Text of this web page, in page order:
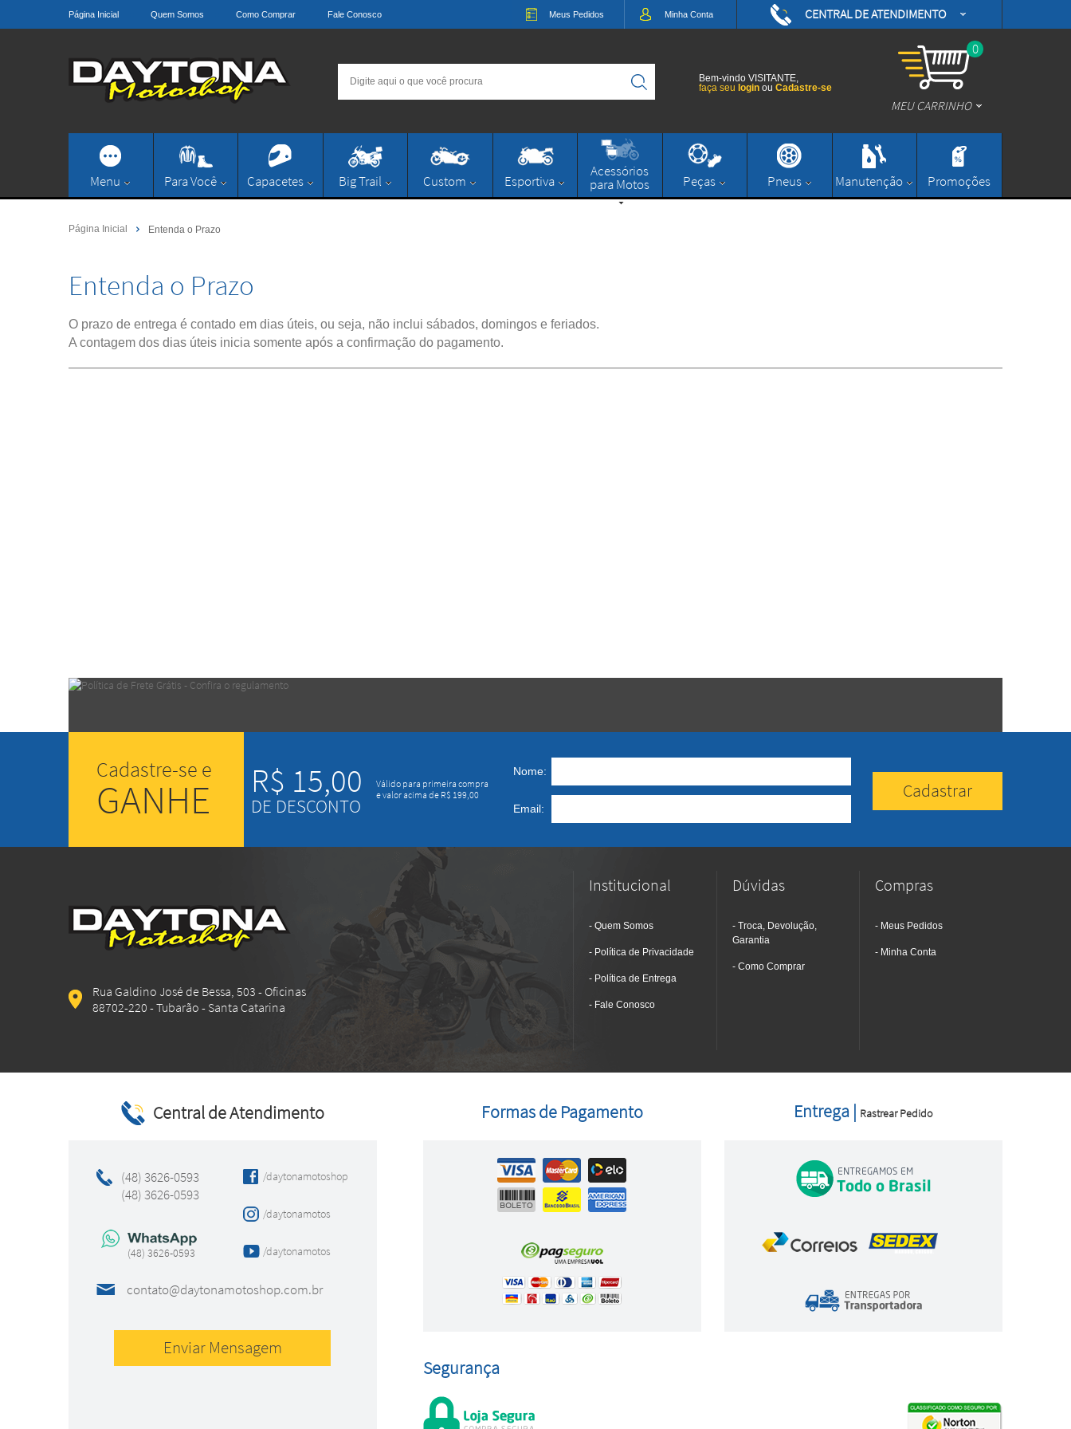
Página Inicial Quem Somos Como Comprar Fale Conosco CENTRAL DE ATENDIMENTO
/daytonamotos
/daytonamotos
contato@daytonamotoshop.com.br
Meus Pedidos MinhaConta
0
MEU CARRINHO
Bem-vindo VISITANTE,
faça seu login ou Cadastre-se
Menu Para Você Capacetes Big Trail Custom Esportiva
Acessórios
para Motos Peças Pneus Manutenção Promoções
Página Inicial Entenda o Prazo
Entenda o Prazo
O prazo de entrega é contado em dias úteis, ou seja, não inclui sábados, domingos e feriados.
A contagem dos dias úteis inicia somente após a confirmação do pagamento.
Cadastre-se e
GANHE R$ 15,00
DE DESCONTO
Válido para primeira compra
e valor acima de R$ 199,00
Nome:
Email:
Rua Galdino José de Bessa, 503 - Oficinas
88702-220 - Tubarão - Santa Catarina
Institucional
Quem Somos
Política de Privacidade
Política de Entrega
Fale Conosco
Dúvidas
Troca, Devolução,
Garantia
Como Comprar
Compras
Meus Pedidos
Minha Conta
Central de Atendimento
(48) 3626-0593
(48) 3626-0593
(48) 3626-0593
/daytonamotoshop
/daytonamotos
/daytonamotos
contato@daytonamotoshop.com.br
Enviar Mensagem
Formas de Pagamento Entrega | Rastrear Pedido
Segurança